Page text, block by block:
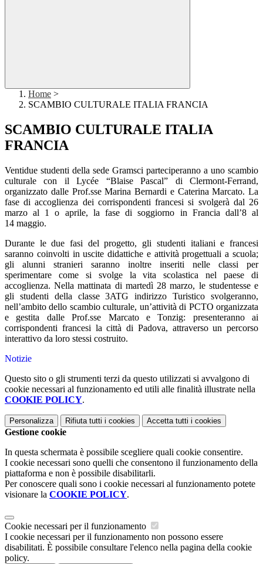
Home >
SCAMBIO CULTURALE ITALIA FRANCIA
SCAMBIO CULTURALE ITALIA
FRANCIA
Ventidue studenti della sede Gramsci parteciperanno a uno scambio
culturale con il Lycée “Blaise Pascal” di Clermont-Ferrand,
organizzato dalle Prof.sse Marina Bernardi e Caterina Marcato. La
fase di accoglienza dei corrispondenti francesi si svolgerà dal 26
marzo al 1 o aprile, la fase di soggiorno in Francia dall’8 al
14 maggio.
Durante le due fasi del progetto, gli studenti italiani e francesi
saranno coinvolti in uscite didattiche e attività progettuali a scuola;
gli alunni stranieri saranno inoltre inseriti nelle classi per
sperimentare come si svolge la vita scolastica nel paese di
accoglienza. Nella mattinata di martedì 28 marzo, le studentesse e
gli studenti della classe 3ATG indirizzo Turistico svolgeranno,
nell’ambito dello scambio culturale, un’attività di PCTO organizzata
e gestita dalle Prof.sse Marcato e Tonzig: presenteranno ai
corrispondenti francesi la città di Padova, attraverso un percorso
interattivo da loro stessi costruito.
Notizie
Questo sito o gli strumenti terzi da questo utilizzati si avvalgono di
cookie necessari al funzionamento ed utili alle finalità illustrate nella
COOKIE POLICY.
Personalizza Rifiuta tutti i cookies Accetta tutti i cookies
Gestione cookie
In questa schermata è possibile scegliere quali cookie consentire.
I cookie necessari sono quelli che consentono il funzionamento della
piattaforma e non è possibile disabilitarli.
Per conoscere quali sono i cookie necessari al funzionamento potete
visionare la COOKIE POLICY.
Cookie necessari per il funzionamento
I cookie necessari per il funzionamento non possono essere
disabilitati. È possibile consultare l'elenco nella pagina della cookie
policy.